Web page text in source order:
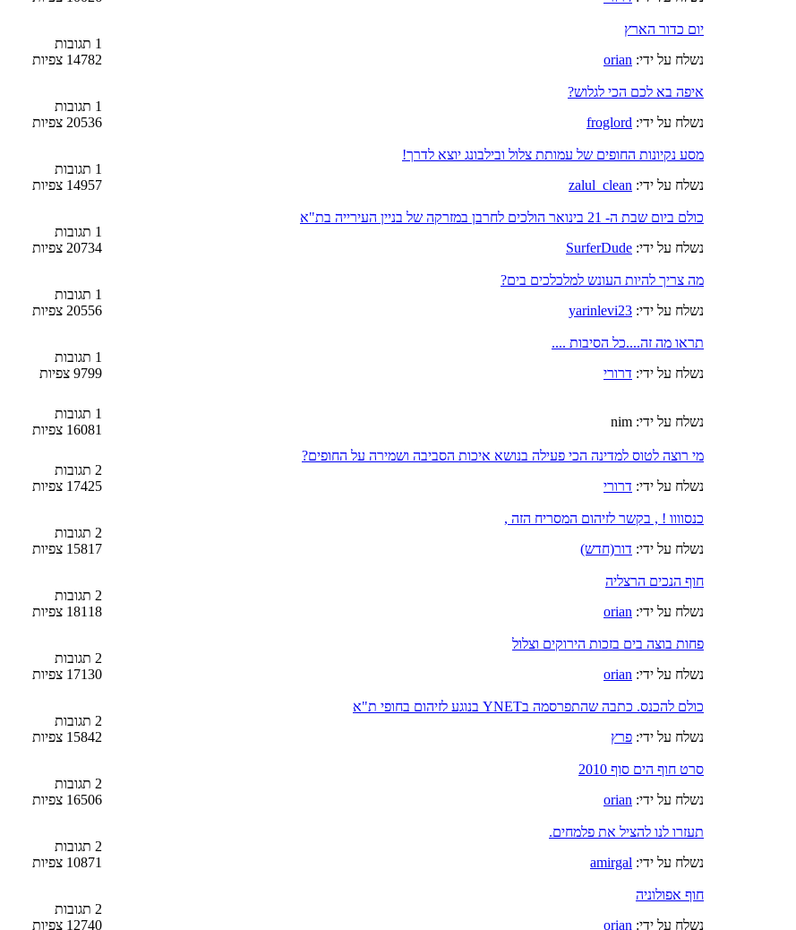
יום כדור הארץ
נשלח על ידי: orian
1 תגובות
14782 צפיות
איפה בא לכם הכי לגלוש?
נשלח על ידי: froglord
1 תגובות
20536 צפיות
מסע נקיונות החופים של עמותת צלול ובילבונג יוצא לדרך!
נשלח על ידי: zalul_clean
1 תגובות
14957 צפיות
כולם ביום שבת ה- 21 בינואר הולכים לחרבן במזרקה של בניין העירייה בת"א
נשלח על ידי: SurferDude
1 תגובות
20734 צפיות
מה צריך להיות העונש למלכלכים בים?
נשלח על ידי: yarinlevi23
1 תגובות
20556 צפיות
תראו מה זה....כל הסיבות ....
נשלח על ידי: דרורי
1 תגובות
9799 צפיות
נשלח על ידי: nim
1 תגובות
16081 צפיות
מי רוצה לטוס למדינה הכי פעילה בנושא איכות הסביבה ושמירה על החופים?
נשלח על ידי: דרורי
2 תגובות
17425 צפיות
כנסוווו ! , בקשר לזיהום המסריח הזה ,
נשלח על ידי: דור(חדש)
2 תגובות
15817 צפיות
חוף הנכים הרצליה
נשלח על ידי: orian
2 תגובות
18118 צפיות
פחות בוצה בים בזכות הירוקים וצלול
נשלח על ידי: orian
2 תגובות
17130 צפיות
כולם להכנס. כתבה שהתפרסמה בYNET בנוגע לזיהום בחופי ת"א
נשלח על ידי: פרץ
2 תגובות
15842 צפיות
סרט חוף הים סוף 2010
נשלח על ידי: orian
2 תגובות
16506 צפיות
תעזרו לנו להציל את פלמחים.
נשלח על ידי: amirgal
2 תגובות
10871 צפיות
חוף אפולוניה
נשלח על ידי: orian
2 תגובות
12740 צפיות